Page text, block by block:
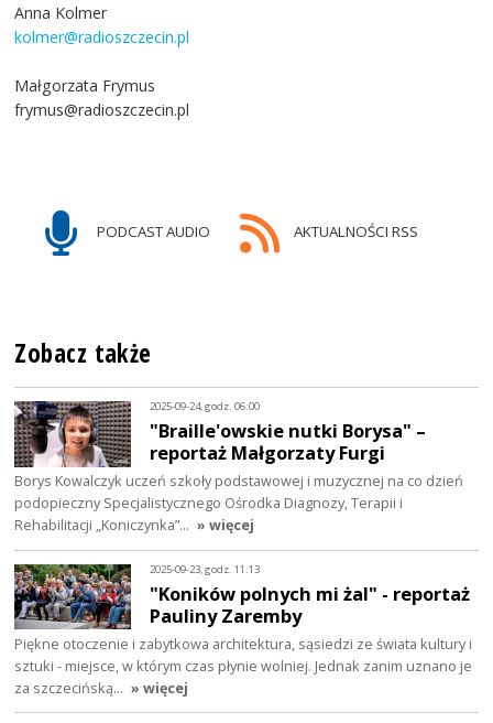
Anna Kolmer
kolmer@radioszczecin.pl
Małgorzata Frymus
frymus@radioszczecin.pl
PODCAST AUDIO AKTUALNOŚCI RSS
Zobacz także
2025-09-24, godz. 06:00
"Braille'owskie nutki Borysa" –
reportaż Małgorzaty Furgi
Borys Kowalczyk uczeń szkoły podstawowej i muzycznej na co dzień
podopieczny Specjalistycznego Ośrodka Diagnozy, Terapii i
Rehabilitacji „Koniczynka”… » więcej
2025-09-23, godz. 11:13
"Koników polnych mi żal" - reportaż
Pauliny Zaremby
Piękne otoczenie i zabytkowa architektura, sąsiedzi ze świata kultury i
sztuki - miejsce, w którym czas płynie wolniej. Jednak zanim uznano je
za szczecińską… » więcej